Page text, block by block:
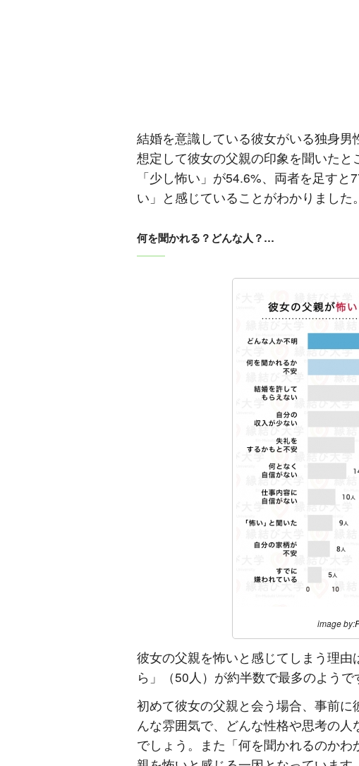
結婚を意識している彼女がいる独身
想定して彼女の父親の印象を聞いたと
「少し怖い」が54.6%、両者を足す
い」と感じていることがわかりました。
何を聞かれる？どんな人？…
image by:
彼女の父親を怖いと感じてしまう理
ら」（50人）が約半数で最多のようで
初めて彼女の父親と会う場合、事前
んな雰囲気で、どんな性格や思考の
でしょう。また「何を聞かれるのか